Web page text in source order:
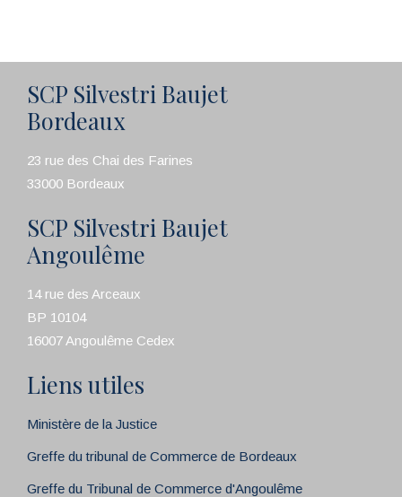
SCP Silvestri Baujet
Bordeaux
23 rue des Chai des Farines
33000 Bordeaux
SCP Silvestri Baujet
Angoulême
14 rue des Arceaux
BP 10104
16007 Angoulême Cedex
Liens utiles
Ministère de la Justice
Greffe du tribunal de Commerce de Bordeaux
Greffe du Tribunal de Commerce d'Angoulême